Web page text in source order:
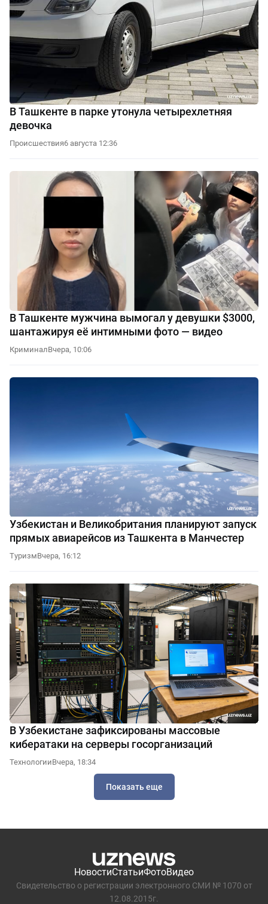
В Ташкенте в парке утонула четырехлетняя
девочка
Происшествия6 августа 12:36
В Ташкенте мужчина вымогал у девушки $3000,
шантажируя её интимными фото — видео
КриминалВчера, 10:06
Узбекистан и Великобритания планируют запуск
прямых авиарейсов из Ташкента в Манчестер
ТуризмВчера, 16:12
В Узбекистане зафиксированы массовые
кибератаки на серверы госорганизаций
ТехнологииВчера, 18:34
Показать еще
НовостиСтатьиФотоВидео
Свидетельство о регистрации электронного СМИ № 1070 от
12.08.2015г.